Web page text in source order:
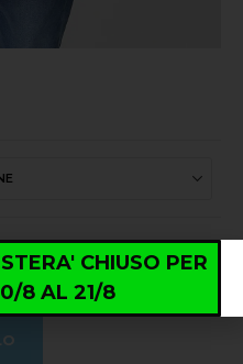
CHIUSO PER
8 AL 21/8